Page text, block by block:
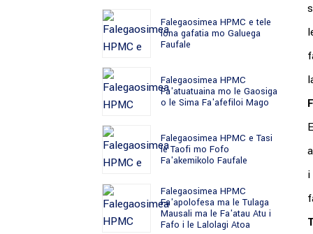
Falegaosimea HPMC e tele
lona gafatia mo Galuega
Faufale
Falegaosimea HPMC
Fa'atuatuaina mo le Gaosiga
o le Sima Fa'afefiloi Mago
Falegaosimea HPMC e Tasi
le Taofi mo Fofo
Fa'akemikolo Faufale
Falegaosimea HPMC
Fa'apolofesa ma le Tulaga
Mausali ma le Fa'atau Atu i
Fafo i le Lalolagi Atoa
i